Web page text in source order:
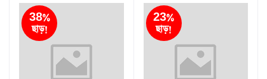
38%
ছাড়!
23%
ছাড়!